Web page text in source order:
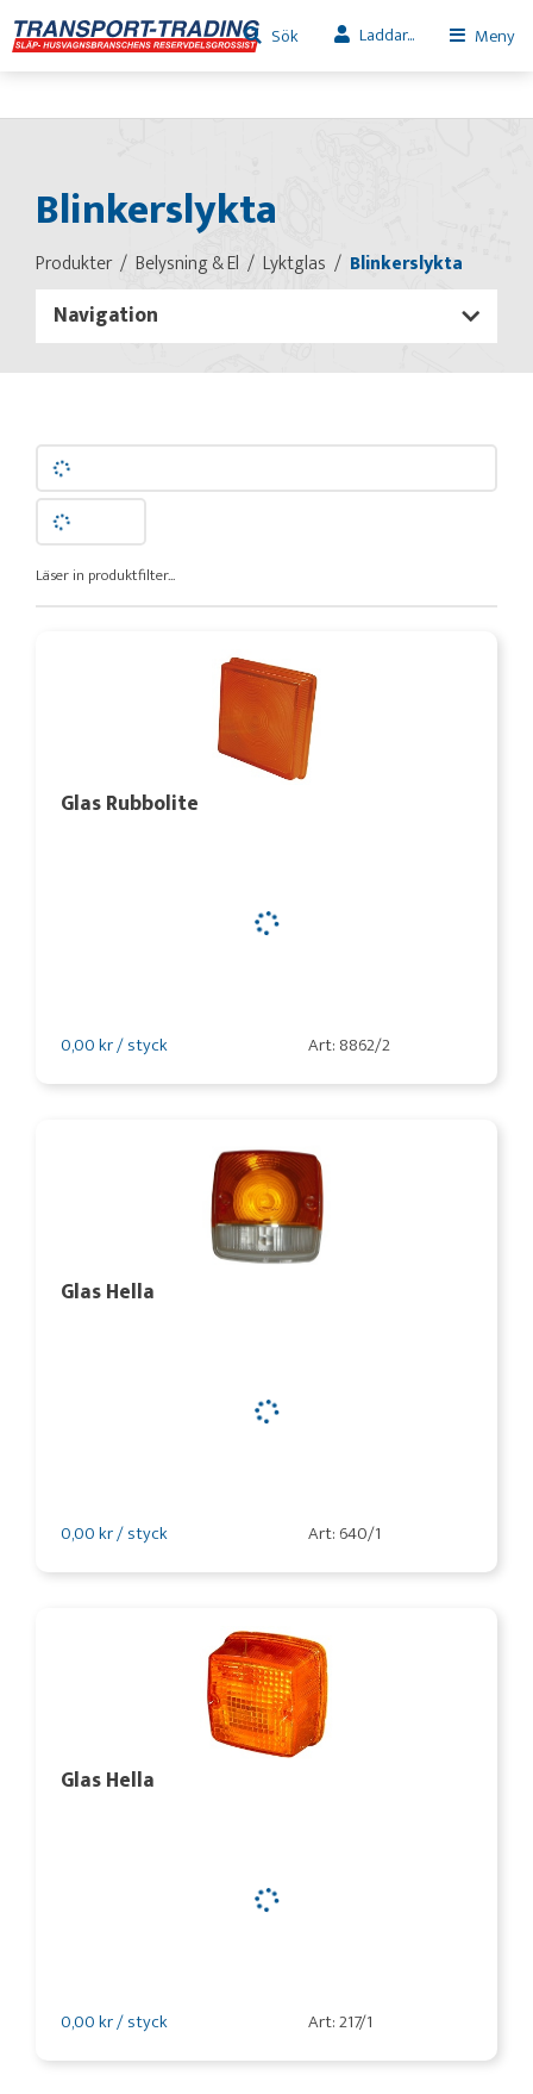
Sök Laddar... Meny
Blinkerslykta
Produkter Belysning & El Lyktglas Blinkerslykta
Navigation
Läser in produktfilter...
Glas Rubbolite
0,00 kr / styck Art: 8862/2
Glas Hella
0,00 kr / styck Art: 640/1
Glas Hella
0,00 kr / styck Art: 217/1